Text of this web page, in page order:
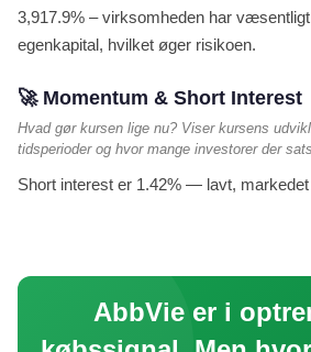
3,917.9% – virksomheden har
egenkapital, hvilket øger risikoen.
🚀 Momentum & Short Interest
Hvad gør kursen lige nu? Viser kursens
tidsperioder og hvor mange investorer der
Short interest er 1.42% — lavt,
AbbVie er i